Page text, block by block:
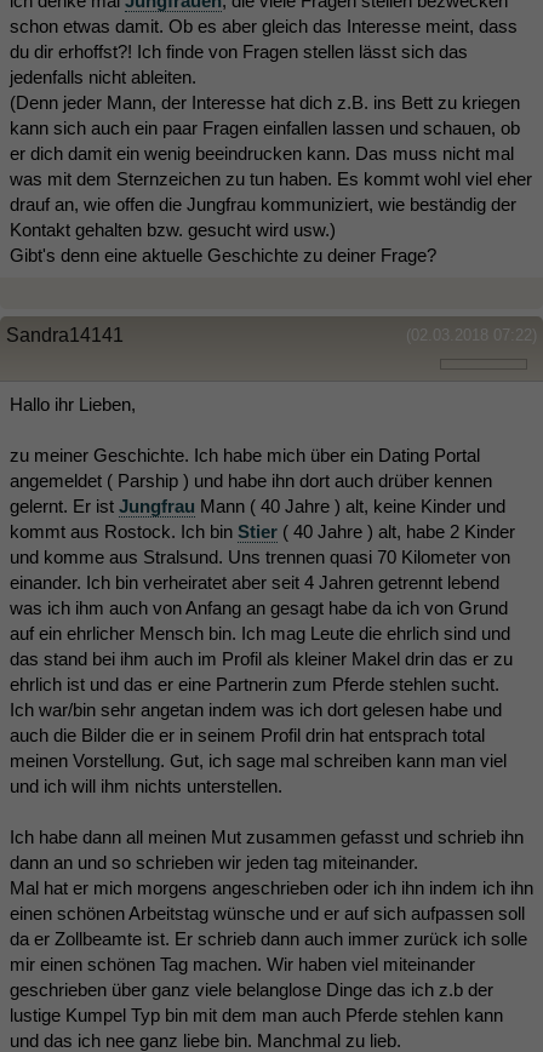
schon etwas damit. Ob es aber gleich das Interesse meint, dass
du dir erhoffst?! Ich finde von Fragen stellen lässt sich das
jedenfalls nicht ableiten.
(Denn jeder Mann, der Interesse hat dich z.B. ins Bett zu kriegen
kann sich auch ein paar Fragen einfallen lassen und schauen, ob
er dich damit ein wenig beeindrucken kann. Das muss nicht mal
was mit dem Sternzeichen zu tun haben. Es kommt wohl viel eher
drauf an, wie offen die Jungfrau kommuniziert, wie beständig der
Kontakt gehalten bzw. gesucht wird usw.)
Gibt's denn eine aktuelle Geschichte zu deiner Frage?
(02.03.2018 07:22)
Sandra14141
Hallo ihr Lieben,
zu meiner Geschichte. Ich habe mich über ein Dating Portal
angemeldet ( Parship ) und habe ihn dort auch drüber kennen
gelernt. Er ist Jungfrau Mann ( 40 Jahre ) alt, keine Kinder und
kommt aus Rostock. Ich bin Stier ( 40 Jahre ) alt, habe 2 Kinder
und komme aus Stralsund. Uns trennen quasi 70 Kilometer von
einander. Ich bin verheiratet aber seit 4 Jahren getrennt lebend
was ich ihm auch von Anfang an gesagt habe da ich von Grund
auf ein ehrlicher Mensch bin. Ich mag Leute die ehrlich sind und
das stand bei ihm auch im Profil als kleiner Makel drin das er zu
ehrlich ist und das er eine Partnerin zum Pferde stehlen sucht.
Ich war/bin sehr angetan indem was ich dort gelesen habe und
auch die Bilder die er in seinem Profil drin hat entsprach total
meinen Vorstellung. Gut, ich sage mal schreiben kann man viel
und ich will ihm nichts unterstellen.
Ich habe dann all meinen Mut zusammen gefasst und schrieb ihn
dann an und so schrieben wir jeden tag miteinander.
Mal hat er mich morgens angeschrieben oder ich ihn indem ich ihn
einen schönen Arbeitstag wünsche und er auf sich aufpassen soll
da er Zollbeamte ist. Er schrieb dann auch immer zurück ich solle
mir einen schönen Tag machen. Wir haben viel miteinander
geschrieben über ganz viele belanglose Dinge das ich z.b der
lustige Kumpel Typ bin mit dem man auch Pferde stehlen kann
und das ich nee ganz liebe bin. Manchmal zu lieb.